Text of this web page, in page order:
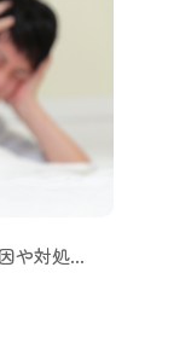
や対処…